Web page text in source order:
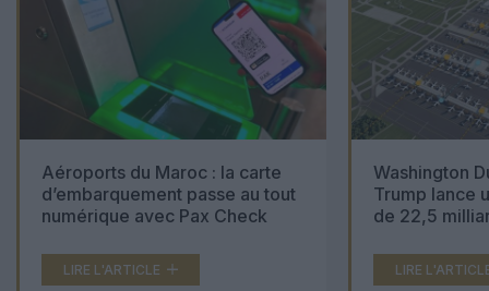
Aéroports du Maroc : la carte
d’embarquement passe au tout
numérique avec Pax Check
LIRE L'ARTICLE
Washington
Trump lance
de 22,5
LIRE